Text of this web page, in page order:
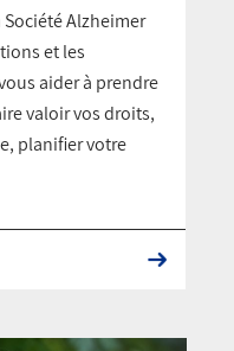
Alzheimer
et les
aider à prendre
valoir vos droits,
planifier votre